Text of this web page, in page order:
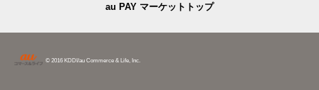
au PAY マーケットトップ
© 2016 KDDI/au Commerce & Life, Inc.